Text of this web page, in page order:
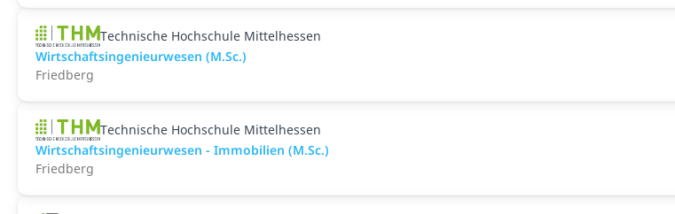
Technische Hochschule Mittelhessen
Wirtschaftsingenieurwesen (M.Sc.)
Friedberg
Technische Hochschule Mittelhessen
Wirtschaftsingenieurwesen - Immobilien (M.Sc.)
Friedberg